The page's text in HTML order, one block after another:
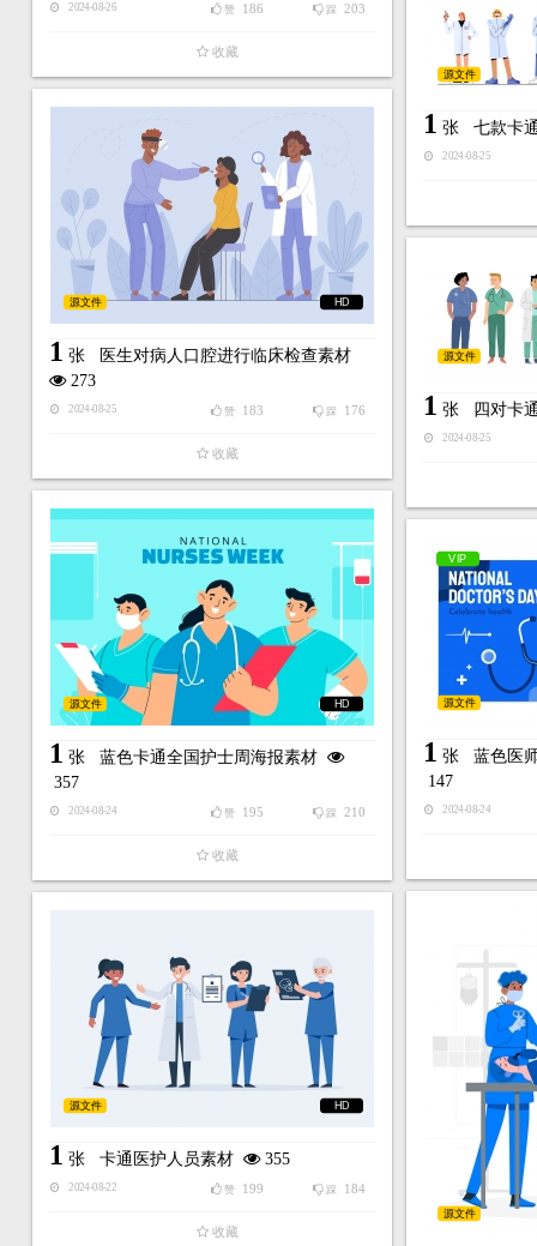
2024-08-26 踩 203
赞 186
收藏
源文件
1 张 七款卡
2024-08-25
HD
源文件
1 张
医生对病人口腔进行临床检查素材
273
2024-08-25 踩 176
赞 183
收藏
源文件
1 张 四对卡
2024-08-25
HD
源文件
1 张 蓝色卡通全国护士周海报素材
357
2024-08-24 踩 210
赞 195
收藏
VIP
源文件
1 张 蓝色医
147
2024-08-24
源文件
HD
源文件
1 张 卡通医护人员素材 355
2024-08-22 踩 184
赞 199
收藏